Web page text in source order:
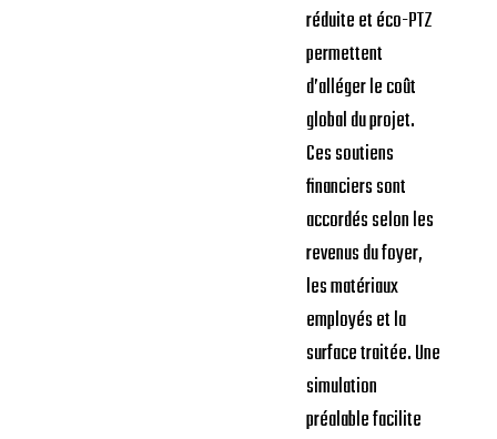
réduite et éco-PTZ
permettent
d’alléger le coût
global du projet.
Ces soutiens
financiers sont
accordés selon les
revenus du foyer,
les matériaux
employés et la
surface traitée. Une
simulation
préalable facilite